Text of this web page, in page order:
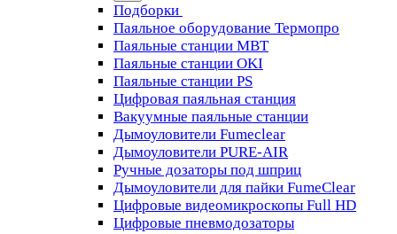
Подборки
Паяльное оборудование Термопро
Паяльные станции MBT
Паяльные станции OKI
Паяльные станции PS
Цифровая паяльная станция
Вакуумные паяльные станции
Дымоуловители Fumeclear
Дымоуловители PURE-AIR
Ручные дозаторы под шприц
Дымоуловители для пайки FumeClear
Цифровые видеомикроскопы Full HD
Цифровые пневмодозаторы